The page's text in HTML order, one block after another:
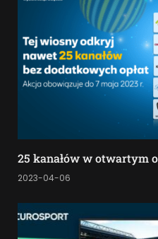
25 kanałów w otwartym
2023-04-06